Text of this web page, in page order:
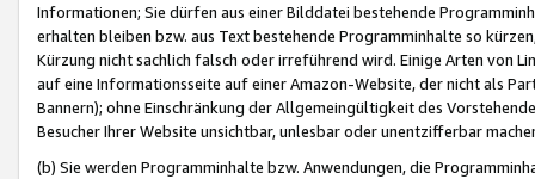
Informationen; Sie dürfen aus einer Bilddatei bestehende
erhalten bleiben bzw. aus Text bestehende Programminhalte so
Kürzung nicht sachlich falsch oder irreführend wird. Einige Arten von
auf eine Informationsseite auf einer Amazon-Website, der nicht als
Bannern); ohne Einschränkung der Allgemeingültigkeit des
Besucher Ihrer Website unsichtbar, unlesbar oder unentzifferbar
(b) Sie werden Programminhalte bzw. Anwendungen, die